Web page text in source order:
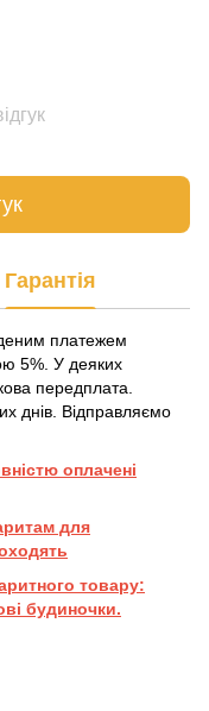
Гарантія
платежем
5%. У деяких
передплата.
днів. Відправляємо
оплачені
для
товару:
будиночки.